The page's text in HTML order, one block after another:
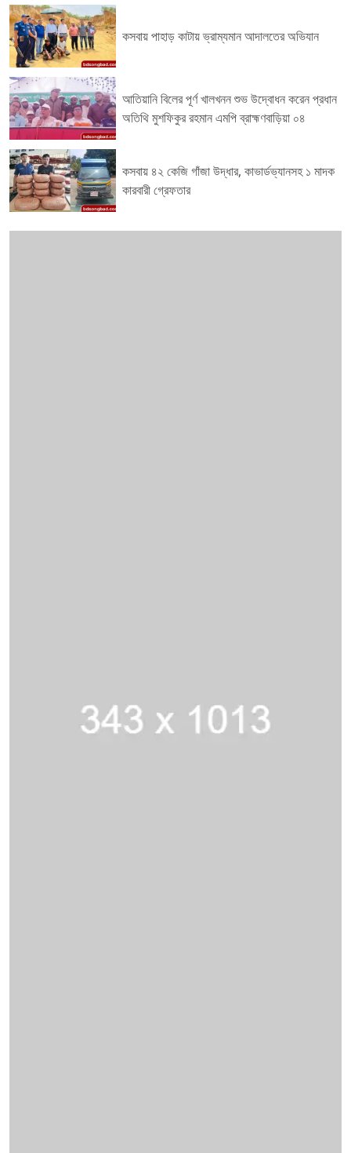
কসবায় পাহাড় কাটায় ভ্রাম্যমান আদালতের অভিযান
আতিয়ানি বিলের পূর্ণ খালখনন শুভ উদ্বোধন করেন প্রধান
অতিথি মুশফিকুর রহমান এমপি ব্রাহ্মণবাড়িয়া ০৪
কসবায় ৪২ কেজি গাঁজা উদ্ধার, কাভার্ডভ্যানসহ ১ মাদক
কারবারী গ্রেফতার